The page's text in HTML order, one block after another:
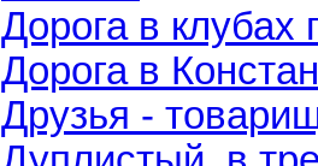
Дорога в клубах
Дорога в
Друзья -